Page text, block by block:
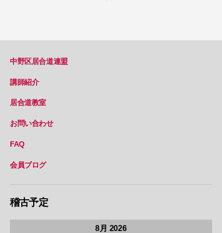
中野区居合道連盟
講師紹介
居合道教室
お問い合わせ
FAQ
会員ブログ
稽古予定
8月 2026